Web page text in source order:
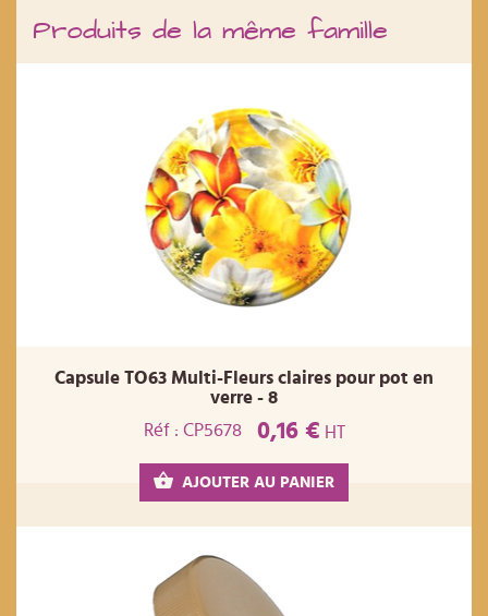
Produits de la même famille
Capsule TO63 Multi-Fleurs claires pour pot en
verre - 8
Réf : CP5678
0,16 € HT
AJOUTER AU PANIER